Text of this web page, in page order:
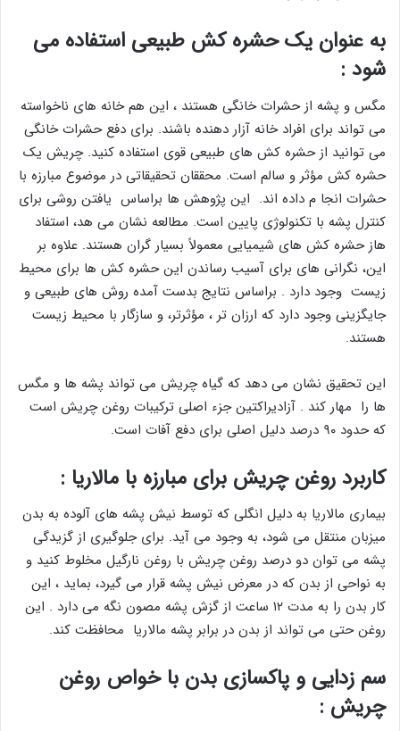
به عنوان یک حشره کش طبیعی استفاده می
شود :
مگس و پشه از حشرات خانگی هستند ، این هم خانه های ناخواسته
می تواند برای افراد خانه آزار دهنده باشند. برای دفع حشرات خانگی
می توانید از حشره کش های طبیعی قوی استفاده کنید. چریش یک
حشره کش مؤثر و سالم است. محققان تحقیقاتی در موضوع مبارزه با
حشرات انجا م داده اند. این پژوهش ها براساس یافتن روشی برای
کنترل پشه با تکنولوژی پایین است. مطالعه نشان می هد، استفاد
هاز حشره کش های شیمیایی معمولاً بسیار گران هستند. علاوه بر
این، نگرانی های برای آسیب رساندن این حشره کش ها برای محیط
زیست وجود دارد . براساس نتایج بدست آمده روش های طبیعی و
جایگزینی وجود دارد که ارزان تر ، مؤثرتر، و سازگار با محیط زیست
هستند.
این تحقیق نشان می دهد که گیاه چریش می تواند پشه ها و مگس
ها را مهار کند . آزادیراکتین جزء اصلی ترکیبات روغن چریش است
که حدود ۹۰ درصد دلیل اصلی برای دفع آفات است.
کاربرد روغن چریش برای مبارزه با مالاریا :
بیماری مالاریا به دلیل انگلی که توسط نیش پشه های آلوده به بدن
میزبان منتقل می شود، به وجود می آید. برای جلوگیری از گزیدگی
پشه می توان دو درصد روغن چریش با روغن نارگیل مخلوط کنید و
به نواحی از بدن که در معرض نیش پشه قرار می گیرد، بماید ، این
کار بدن را به مدت ۱۲ ساعت از گزش پشه مصون نگه می دارد . این
روغن حتی می تواند از بدن در برابر پشه مالاریا محافظت کند.
سم زدایی و پاکسازی بدن با خواص روغن
چریش :